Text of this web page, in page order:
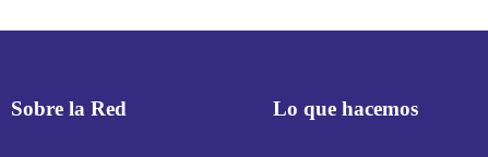
Sobre la Red Lo que hacemos